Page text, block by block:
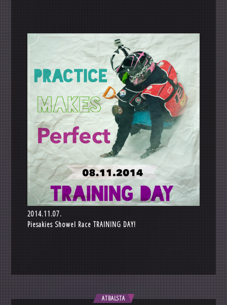
2014.11.07.
Piesakies Showel Race TRAINING DAY!
ATBALSTA